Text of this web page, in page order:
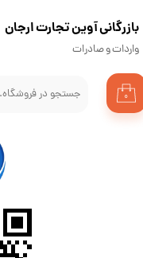
۰
حساب کاربری من
تغییر گذر واژه
سفارشات
​بازرگانی آوین تجارت ارجان
واردات و صادرات